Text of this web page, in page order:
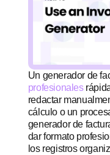
Un generador de
profesionales
redactar
cálculo o un
generador de
dar formato
los registros